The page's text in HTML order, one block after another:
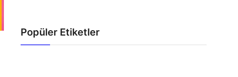
Popüler Etiketler